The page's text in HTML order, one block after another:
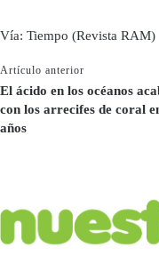
Vía: Tiempo (Revista RAM)
Artículo anterior
El ácido en los océanos
con los arrecifes de coral
años